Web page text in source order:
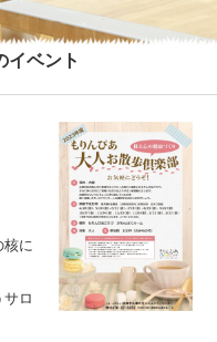
イベント
核に
ロ